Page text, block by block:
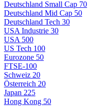
Deutschland Small Cap 70
Deutschland Mid Cap 50
Deutschland Tech 30
USA Industrie 30
USA 500
US Tech 100
Eurozone 50
FTSE-100
Schweiz 20
Österreich 20
Japan 225
Hong Kong 50